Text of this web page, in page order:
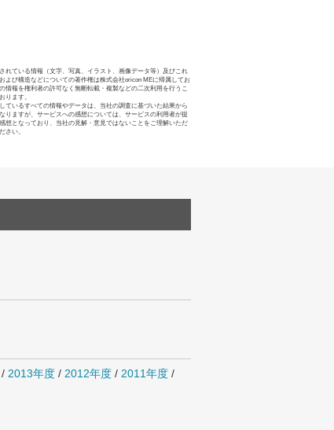
れている情報（文字、写真、イラスト、画像データ等）及びこれ
よび構造などについての著作権は株式会社oricon MEに帰属してお
情報を権利者の許可なく無断転載・複製などの二次利用を行うこ
ります。
ているすべての情報やデータは、当社の調査に基づいた結果から
りますが、サービスへの感想については、サービスの利用者が提
想となっており、当社の見解・意見ではないことをご理解いただ
さい。
/ 2013年度 / 2012年度 / 2011年度 /